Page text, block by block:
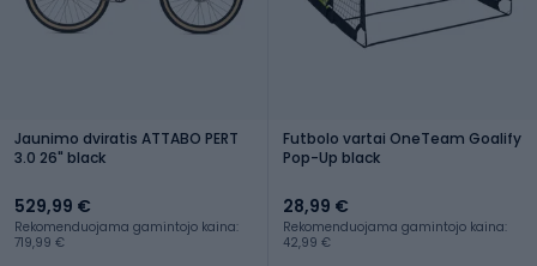
Jaunimo dviratis ATTABO PERT
3.0 26" black
529,99 €
Rekomenduojama gamintojo kaina:
719,99 €
Futbolo vartai OneTeam Goalify
Pop-Up black
28,99 €
Rekomenduojama gamintojo kaina:
42,99 €